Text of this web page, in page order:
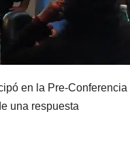
en la Pre-Conferencia
una respuesta